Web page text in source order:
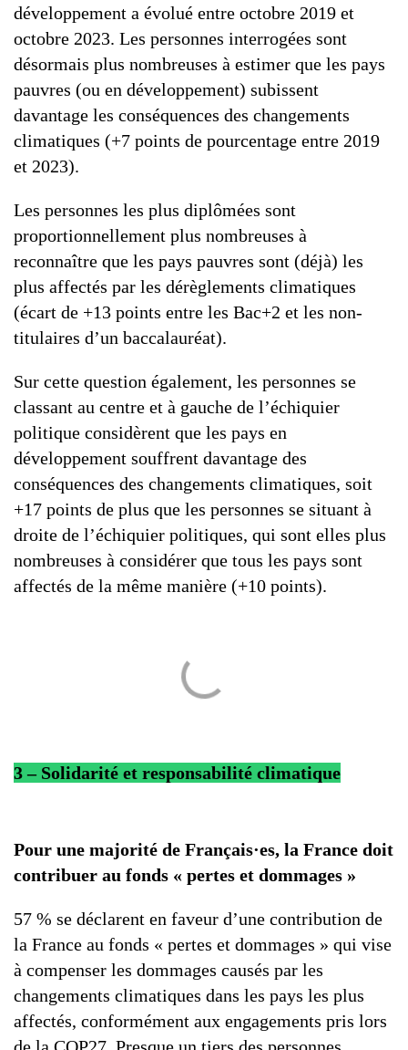
développement a évolué entre octobre 2019 et
octobre 2023. Les personnes interrogées sont
désormais plus nombreuses à estimer que les pays
pauvres (ou en développement) subissent
davantage les conséquences des changements
climatiques (+7 points de pourcentage entre 2019
et 2023).
Les personnes les plus diplômées sont
proportionnellement plus nombreuses à
reconnaître que les pays pauvres sont (déjà) les
plus affectés par les dérèglements climatiques
(écart de +13 points entre les Bac+2 et les non-
titulaires d’un baccalauréat).
Sur cette question également, les personnes se
classant au centre et à gauche de l’échiquier
politique considèrent que les pays en
développement souffrent davantage des
conséquences des changements climatiques, soit
+17 points de plus que les personnes se situant à
droite de l’échiquier politiques, qui sont elles plus
nombreuses à considérer que tous les pays sont
affectés de la même manière (+10 points).
3 – Solidarité et responsabilité climatique
Pour une majorité de Français·es, la France doit
contribuer au fonds « pertes et dommages »
57 % se déclarent en faveur d’une contribution de
la France au fonds « pertes et dommages » qui vise
à compenser les dommages causés par les
changements climatiques dans les pays les plus
affectés, conformément aux engagements pris lors